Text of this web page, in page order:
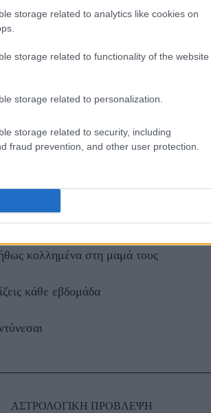
storage related to analytics like cookies on
storage related to functionality of the website
storage related to personalization.
storage related to security, including
fraud prevention, and other user protection.
εβδομάδα ή ο μήνας;
κολλημένα στη μαμά τους
κάθε εβδομάδα
ΑΣΤΡΟΛΟΓΙΚΗ ΠΡΟΒΛΕΨΗ